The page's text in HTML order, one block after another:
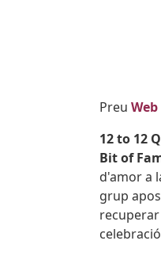
Body
Preu Web
12 to 12
Bit of
d'amor a
grup